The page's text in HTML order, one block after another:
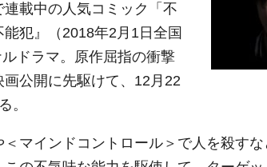
載中の人気コミック「不
犯』（2018年2月1日全国
ドラマ。原作屈指の衝撃
公開に先駆けて、12月22
。
マインドコントロール＞で人を殺す